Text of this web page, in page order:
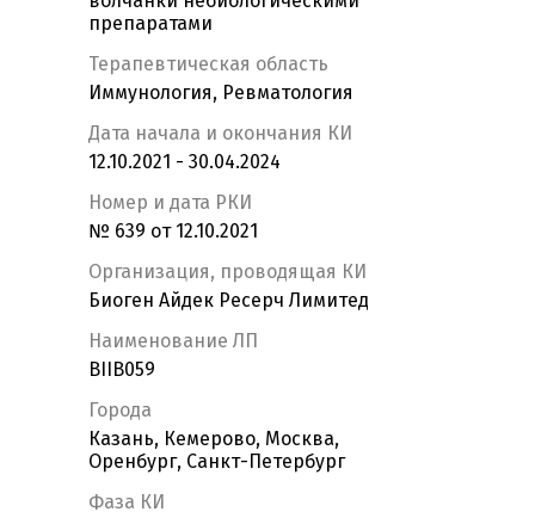
препаратами
Терапевтическая область
Иммунология, Ревматология
Дата начала и окончания КИ
12.10.2021 - 30.04.2024
Номер и дата РКИ
№ 639 от 12.10.2021
Организация, проводящая КИ
Биоген Айдек Ресерч Лимитед
Наименование ЛП
BIIB059
Города
Казань, Кемерово, Москва,
Оренбург, Санкт-Петербург
Фаза КИ